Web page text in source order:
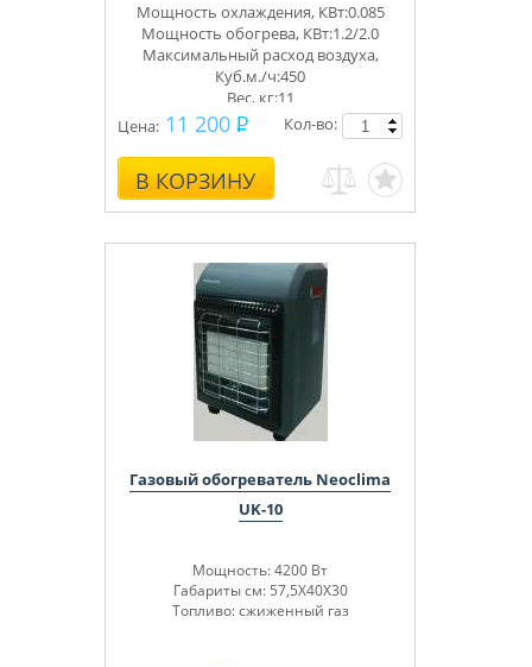
Мощность охлаждения, КВт:0.085
Мощность обогрева, КВт:1.2/2.0
Максимальный расход воздуха,
Куб.м./ч:450
Вес, кг:11
Цена: 11 200
В КОРЗИНУ
Кол-во:
Газовый обогреватель Neoclima
UK-10
Мощность: 4200 Вт
Габариты см: 57,5Х40Х30
Топливо: сжиженный газ